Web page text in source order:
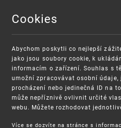
Cookies
Abychom poskytli co nejlepší
jako jsou soubory cookie, k
informacím o zařízení. Souhlas s
umožní zpracovávat osobní údaje,
procházení nebo jedinečná ID na
může nepříznivě ovlivnit určité
webu. Můžete rozhodovat
Více se dozvíte na stránce s